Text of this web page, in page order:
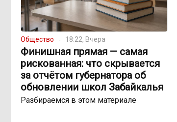
Общество 18:22, Вчера
Финишная прямая — самая
рискованная: что скрывается
за отчётом губернатора об
обновлении школ Забайкалья
Разбираемся в этом материале